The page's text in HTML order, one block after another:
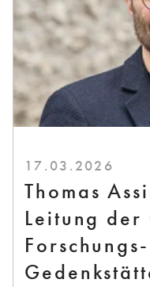
17.03.2026
Thomas
Leitung der